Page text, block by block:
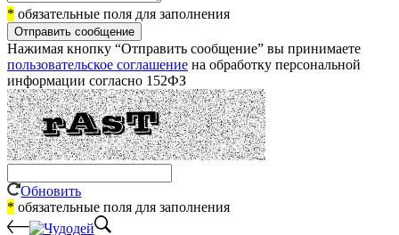
* обязательные поля для заполнения
Отправить сообщение
Нажимая кнопку “Отправить сообщение” вы принимаете
пользовательское соглашение на обработку персональной
информации согласно 152ФЗ
Обновить
* обязательные поля для заполнения